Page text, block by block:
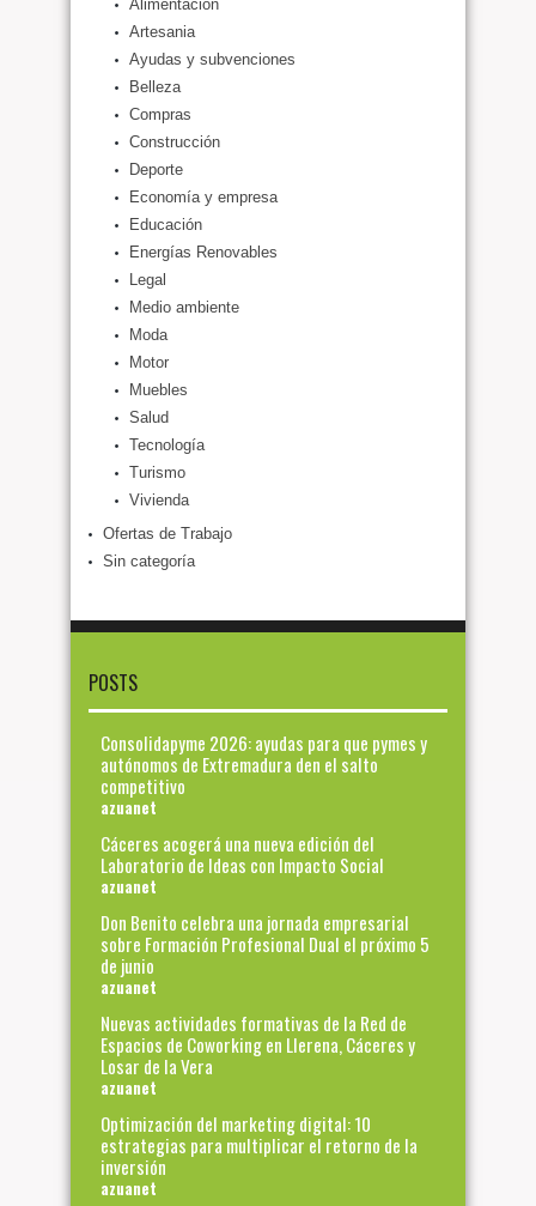
Alimentación
Artesania
Ayudas y subvenciones
Belleza
Compras
Construcción
Deporte
Economía y empresa
Educación
Energías Renovables
Legal
Medio ambiente
Moda
Motor
Muebles
Salud
Tecnología
Turismo
Vivienda
Ofertas de Trabajo
Sin categoría
POSTS
Consolidapyme 2026: ayudas para que pymes y
autónomos de Extremadura den el salto
competitivo
azuanet
Cáceres acogerá una nueva edición del
Laboratorio de Ideas con Impacto Social
azuanet
Don Benito celebra una jornada empresarial
sobre Formación Profesional Dual el próximo 5
de junio
azuanet
Nuevas actividades formativas de la Red de
Espacios de Coworking en Llerena, Cáceres y
Losar de la Vera
azuanet
Optimización del marketing digital: 10
estrategias para multiplicar el retorno de la
inversión
azuanet